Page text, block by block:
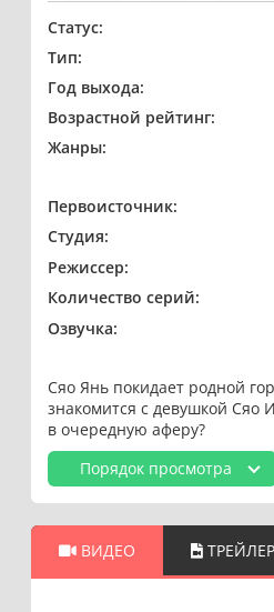
Статус:
Тип:
Год выхода:
Возрастной рейтинг:
Жанры:
Первоисточник:
Студия:
Режиссер:
Количество серий:
Озвучка:
Сяо Янь покидает родной
знакомится с девушкой Сяо
в очередную аферу?
Порядок просмотра
ВИДЕО